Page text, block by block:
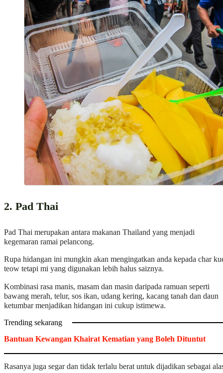
2. Pad Thai
Pad Thai merupakan antara makanan Thailand yang menjadi
kegemaran ramai pelancong.
Rupa hidangan ini mungkin akan mengingatkan anda kepada char
teow tetapi mi yang digunakan lebih halus saiznya.
Kombinasi rasa manis, masam dan masin daripada ramuan seperti
bawang merah, telur, sos ikan, udang kering, kacang tanah dan daun
ketumbar menjadikan hidangan ini cukup istimewa.
Trending sekarang
Bantuan Kewangan Khairat Kematian yang Boleh Dituntut
Rasanya juga segar dan tidak terlalu berat untuk dijadikan sebagai